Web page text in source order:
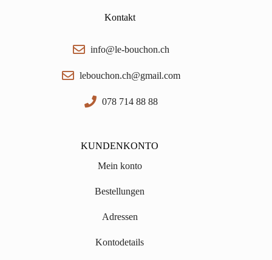
Kontakt
info@le-bouchon.ch
lebouchon.ch@gmail.com
078 714 88 88
KUNDENKONTO
Mein konto
Bestellungen
Adressen
Kontodetails